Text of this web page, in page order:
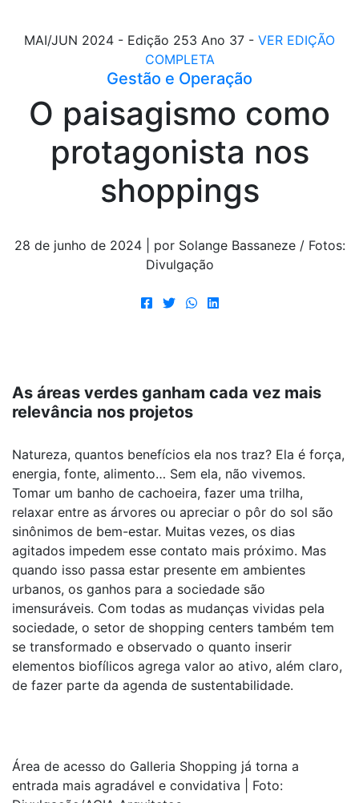
MAI/JUN 2024 - Edição 253 Ano 37 - VER EDIÇÃO
COMPLETA
Gestão e Operação
O paisagismo como
protagonista nos
shoppings
28 de junho de 2024 | por Solange Bassaneze / Fotos:
Divulgação
As áreas verdes ganham cada vez mais
relevância nos projetos
Natureza, quantos benefícios ela nos traz? Ela é força,
energia, fonte, alimento… Sem ela, não vivemos.
Tomar um banho de cachoeira, fazer uma trilha,
relaxar entre as árvores ou apreciar o pôr do sol são
sinônimos de bem-estar. Muitas vezes, os dias
agitados impedem esse contato mais próximo. Mas
quando isso passa estar presente em ambientes
urbanos, os ganhos para a sociedade são
imensuráveis. Com todas as mudanças vividas pela
sociedade, o setor de shopping centers também tem
se transformado e observado o quanto inserir
elementos biofílicos agrega valor ao ativo, além claro,
de fazer parte da agenda de sustentabilidade.
Área de acesso do Galleria Shopping já torna a
entrada mais agradável e convidativa | Foto: